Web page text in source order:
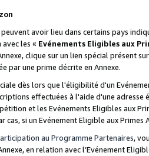
avoir lieu dans certains pays
les « Evénements Eligibles aux
clique sur un lien spécial présent
par une prime décrite en Annexe.
dès lors que l'éligibilité d'un
effectuées à l'aide d'une
et les Evénements Eligibles aux
cas, si un Evénement Eligible aux
au Programme Partenaires,
en relation avec l’Evénement